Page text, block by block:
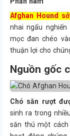
Afghan Hound
nhai ngấu
mọc đan chéo
thuận lợi cho
Nguồn gốc
Chó săn rượt
sinh ra trong
săn thú một cách